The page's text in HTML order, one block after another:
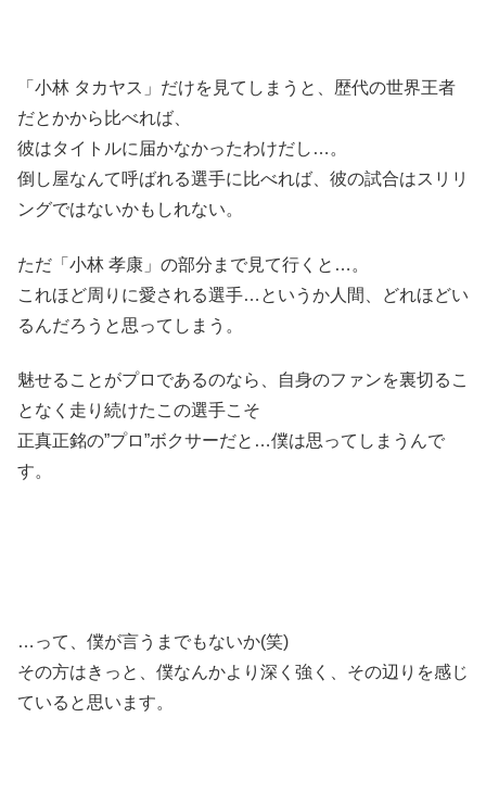
「小林 タカヤス」だけを見てしまうと、歴代の世界王者
だとかから比べれば、
彼はタイトルに届かなかったわけだし…。
倒し屋なんて呼ばれる選手に比べれば、彼の試合はスリリ
ングではないかもしれない。
ただ「小林 孝康」の部分まで見て行くと…。
これほど周りに愛される選手…というか人間、どれほどい
るんだろうと思ってしまう。
魅せることがプロであるのなら、自身のファンを裏切るこ
となく走り続けたこの選手こそ
正真正銘の”プロ”ボクサーだと…僕は思ってしまうんで
す。
…って、僕が言うまでもないか(笑)
その方はきっと、僕なんかより深く強く、その辺りを感じ
ていると思います。